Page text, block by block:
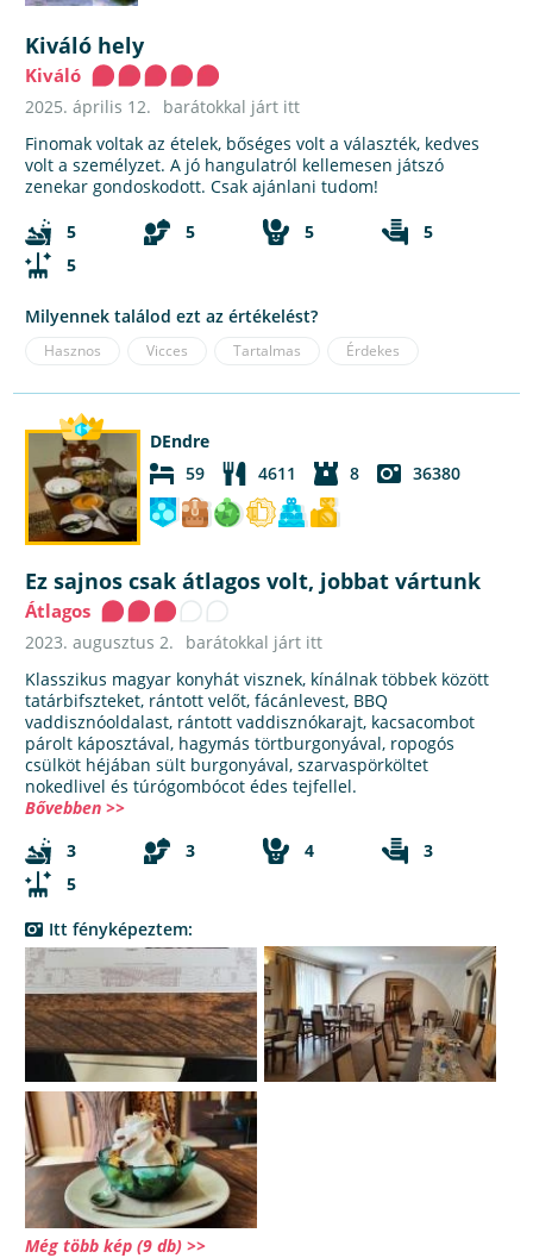
Kiváló hely
Kiváló
2025. április 12.
barátokkal járt itt
Finomak voltak az ételek, bőséges volt a választék, kedves
volt a személyzet. A jó hangulatról kellemesen játszó
zenekar gondoskodott. Csak ajánlani tudom!
5
5 5
5
5
Milyennek találod ezt az értékelést?
Hasznos Vicces Tartalmas Érdekes
DEndre
59
4611 8 36380
Ez sajnos csak átlagos volt, jobbat vártunk
Átlagos
2023. augusztus 2.
barátokkal járt itt
Klasszikus magyar konyhát visznek, kínálnak többek között
tatárbifszteket, rántott velőt, fácánlevest, BBQ
vaddisznóoldalast, rántott vaddisznókarajt, kacsacombot
párolt káposztával, hagymás törtburgonyával, ropogós
csülköt héjában sült burgonyával, szarvaspörköltet
nokedlivel és túrógombócot édes tejfellel.
Bővebben >>
3
3 4
3
5
Itt fényképeztem:
Még több kép (9 db) >>